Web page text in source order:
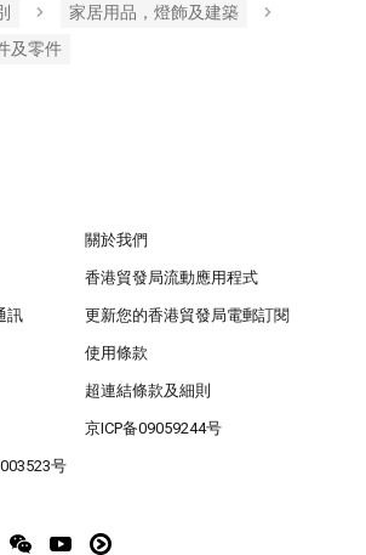
家居用品，燈飾及建築
及零件
關於我們
香港貿發局流動應用程式
訊 更新您的香港貿發局電郵訂閱
使用條款
超連結條款及細則
京ICP备09059244号
号